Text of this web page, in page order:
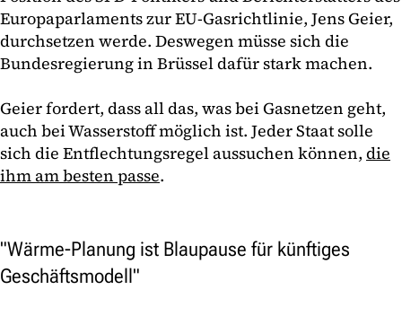
Europaparlaments zur EU-Gasrichtlinie, Jens Geier,
durchsetzen werde. Deswegen müsse sich die
Bundesregierung in Brüssel dafür stark machen.
Geier fordert, dass all das, was bei Gasnetzen geht,
auch bei Wasserstoff möglich ist. Jeder Staat solle
sich die Entflechtungsregel aussuchen können, die
ihm am besten passe.
"Wärme-Planung ist Blaupause für künftiges
Geschäftsmodell"